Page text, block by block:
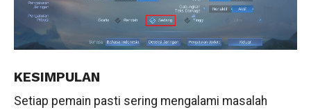
KESIMPULAN
Setiap pemain pasti sering mengalami masalah